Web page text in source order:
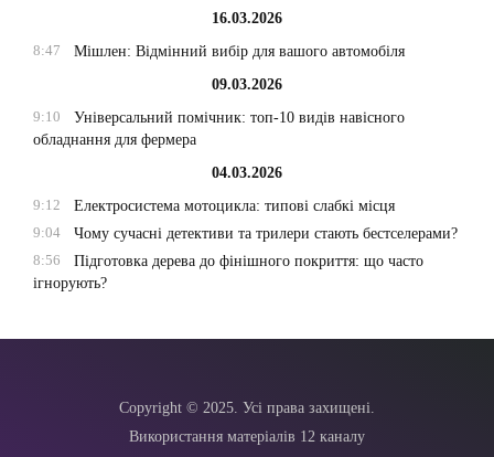
16.03.2026
8:47
Мішлен: Відмінний вибір для вашого автомобіля
09.03.2026
9:10
Універсальний помічник: топ-10 видів навісного
обладнання для фермера
04.03.2026
9:12
Електросистема мотоцикла: типові слабкі місця
9:04
Чому сучасні детективи та трилери стають бестселерами?
8:56
Підготовка дерева до фінішного покриття: що часто
ігнорують?
Copyright © 2025. Усі права захищені.
Використання матеріалів 12 каналу